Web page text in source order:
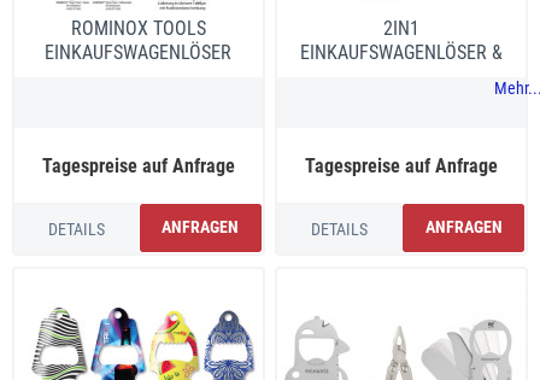
ROMINOX TOOLS
EINKAUFSWAGENLÖSER
Tagespreise auf Anfrage
DETAILS ANFRAGEN
2IN1
EINKAUFSWAGENLÖSER &
Tagespreise auf Anfrage
DETAILS ANFRAGEN